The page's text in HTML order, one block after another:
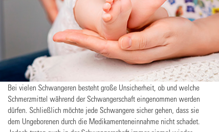
Bei vielen Schwangeren besteht große Unsicherheit, ob und welche
Schmerzmittel während der Schwangerschaft eingenommen werden
dürfen. Schließlich möchte jede Schwangere sicher gehen, dass sie
dem Ungeborenen durch die Medikamenteneinnahme nicht schadet.